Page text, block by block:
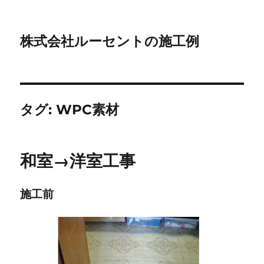
株式会社ルーセントの施工例
タグ:WPC素材
和室→洋室工事
施工前